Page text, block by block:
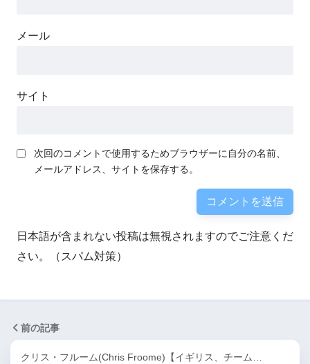
メール
サイト
次回のコメントで使用するためブラウザーに自分の名前、
メールアドレス、サイトを保存する。
日本語が含まれない投稿は無視されますのでご注意くだ
さい。（スパム対策）
前の記事
クリス・フルーム(Chris Froome)【イギリス、チーム…